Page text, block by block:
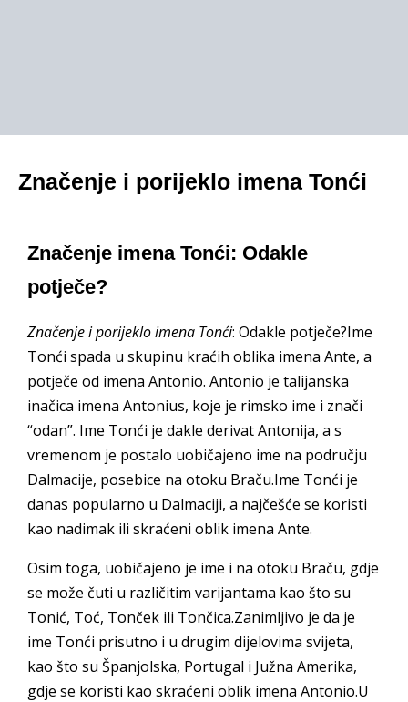
Značenje i porijeklo imena Tonći
Značenje imena Tonći: Odakle
potječe?
Značenje i porijeklo imena Tonći: Odakle potječe?Ime
Tonći spada u skupinu kraćih oblika imena Ante, a
potječe od imena Antonio. Antonio je talijanska
inačica imena Antonius, koje je rimsko ime i znači
“odan”. Ime Tonći je dakle derivat Antonija, a s
vremenom je postalo uobičajeno ime na području
Dalmacije, posebice na otoku Braču.Ime Tonći je
danas popularno u Dalmaciji, a najčešće se koristi
kao nadimak ili skraćeni oblik imena Ante.
Osim toga, uobičajeno je ime i na otoku Braču, gdje
se može čuti u različitim varijantama kao što su
Tonić, Toć, Tonček ili Tončica.Zanimljivo je da je
ime Tonći prisutno i u drugim dijelovima svijeta,
kao što su Španjolska, Portugal i Južna Amerika,
gdje se koristi kao skraćeni oblik imena Antonio.U